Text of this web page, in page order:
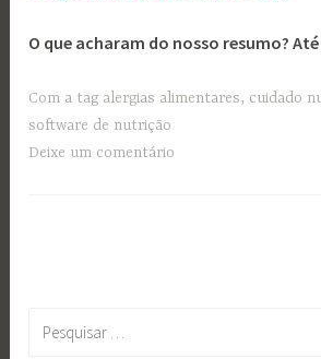
O que acharam do nosso resumo?
Com a tag alergias alimentares, cuidado
software de nutrição
Deixe um comentário